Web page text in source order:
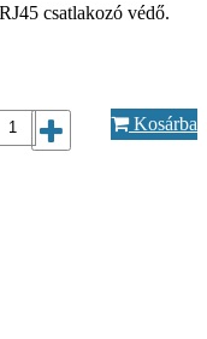
csatlakozó védő.
Kosárba